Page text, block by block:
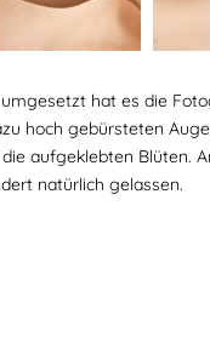
hat es die
hoch gebürsteten
aufgeklebten Blüten.
natürlich gelassen.